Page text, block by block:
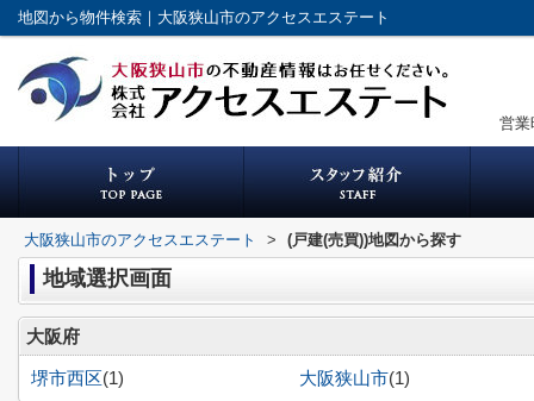
地図から物件検索｜大阪狭山市のアクセスエステート
営業
大阪狭山市のアクセスエステート > (戸建(売買))地図から探す
地域選択画面
大阪府
堺市西区(1) 大阪狭山市(1)